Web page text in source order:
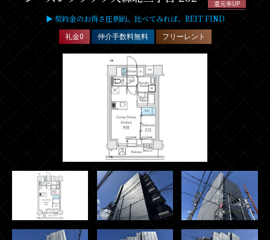
還元率UP
▶ 契約金のお得さ圧倒的。比べてみれば、REIT FIND
礼金0 仲介手数料無料 フリーレント